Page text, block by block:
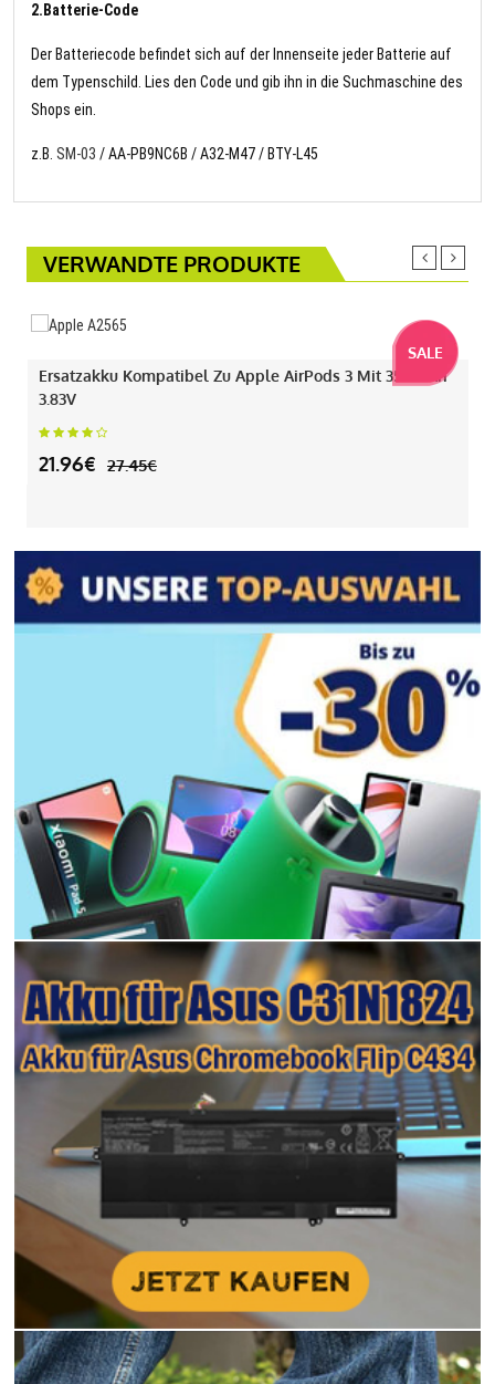
2.Batterie-Code
Der Batteriecode befindet sich auf der Innenseite jeder Batterie auf
dem Typenschild. Lies den Code und gib ihn in die Suchmaschine des
Shops ein.
z.B. SM-03 / AA-PB9NC6B / A32-M47 / BTY-L45
VERWANDTE PRODUKTE
SALE
Ersatzakku Kompatibel Zu Apple AirPods 3 Mit 35.3mAh
3.83V
21.96€ 27.45€